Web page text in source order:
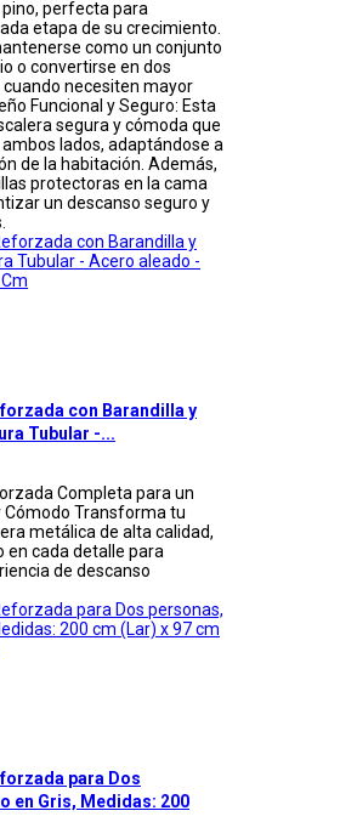
perfecta para
etapa de su crecimiento.
como un conjunto
o convertirse en dos
necesiten mayor
Funcional y Seguro: Esta
segura y cómoda que
lados, adaptándose a
de la habitación. Además,
protectoras en la cama
un descanso seguro y
con Barandilla y
Tubular -...
Completa para un
Cómodo Transforma tu
metálica de alta calidad,
en cada detalle para
de descanso
para Dos
en Gris, Medidas: 200